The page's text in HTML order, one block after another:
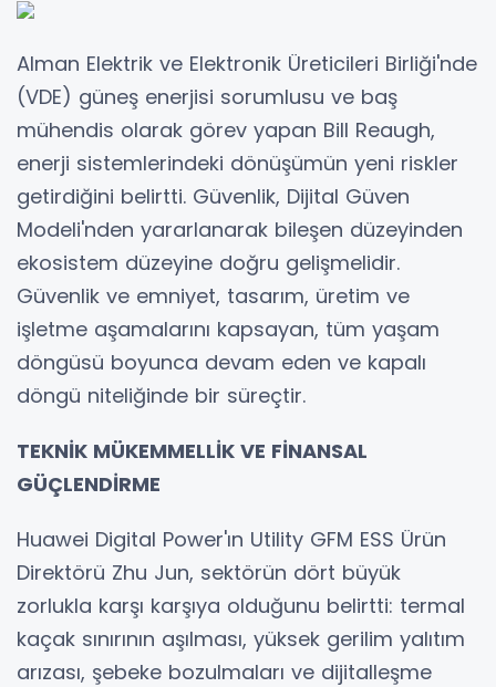
Alman Elektrik ve Elektronik Üreticileri Birliği'nde
(VDE) güneş enerjisi sorumlusu ve baş
mühendis olarak görev yapan Bill Reaugh,
enerji sistemlerindeki dönüşümün yeni riskler
getirdiğini belirtti. Güvenlik, Dijital Güven
Modeli'nden yararlanarak bileşen düzeyinden
ekosistem düzeyine doğru gelişmelidir.
Güvenlik ve emniyet, tasarım, üretim ve
işletme aşamalarını kapsayan, tüm yaşam
döngüsü boyunca devam eden ve kapalı
döngü niteliğinde bir süreçtir.
TEKNİK MÜKEMMELLİK VE FİNANSAL
GÜÇLENDİRME
Huawei Digital Power'ın Utility GFM ESS Ürün
Direktörü Zhu Jun, sektörün dört büyük
zorlukla karşı karşıya olduğunu belirtti: termal
kaçak sınırının aşılması, yüksek gerilim yalıtım
arızası, şebeke bozulmaları ve dijitalleşme